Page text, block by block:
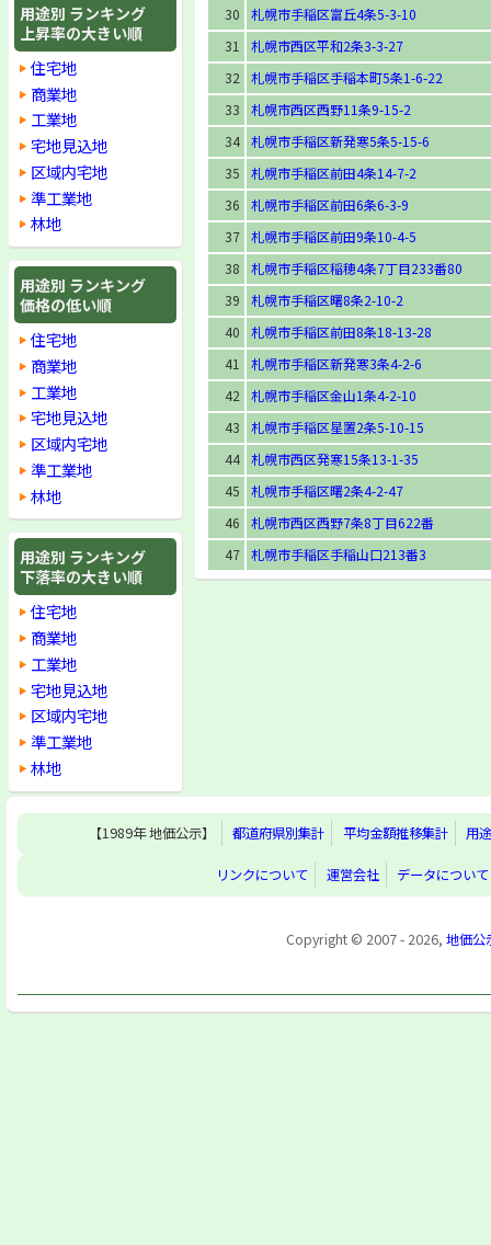
用途別 ランキング
上昇率の大きい順
住宅地
商業地
工業地
宅地見込地
区域内宅地
準工業地
林地
用途別 ランキング
価格の低い順
住宅地
商業地
工業地
宅地見込地
区域内宅地
準工業地
林地
用途別 ランキング
下落率の大きい順
住宅地
商業地
工業地
宅地見込地
区域内宅地
準工業地
林地
30
札幌市手稲区富丘4条5-3-10
31
札幌市西区平和2条3-3-27
32
札幌市手稲区手稲本町5条1-6-22
33
札幌市西区西野11条9-15-2
34 札幌市手稲区新発寒5条5-15-6
35
札幌市手稲区前田4条14-7-2
36
札幌市手稲区前田6条6-3-9
37 札幌市手稲区前田9条10-4-5
38
札幌市手稲区稲穂4条7丁目233番80
39
札幌市手稲区曙8条2-10-2
40
札幌市手稲区前田8条18-13-28
41
札幌市手稲区新発寒3条4-2-6
42
札幌市手稲区金山1条4-2-10
43
札幌市手稲区星置2条5-10-15
44 札幌市西区発寒15条13-1-35
45
札幌市手稲区曙2条4-2-47
46
札幌市西区西野7条8丁目622番
47 札幌市手稲区手稲山口213番3
【1989年 地価公示】 都道府県別集計 平均金額推移集計 用
リンクについて 運営会社 データについて
Copyright © 2007 - 2026, 地価公